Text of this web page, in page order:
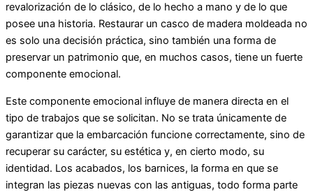
revalorización de lo clásico, de lo hecho a mano y de lo que
posee una historia. Restaurar un casco de madera moldeada no
es solo una decisión práctica, sino también una forma de
preservar un patrimonio que, en muchos casos, tiene un fuerte
componente emocional.
Este componente emocional influye de manera directa en el
tipo de trabajos que se solicitan. No se trata únicamente de
garantizar que la embarcación funcione correctamente, sino de
recuperar su carácter, su estética y, en cierto modo, su
identidad. Los acabados, los barnices, la forma en que se
integran las piezas nuevas con las antiguas, todo forma parte